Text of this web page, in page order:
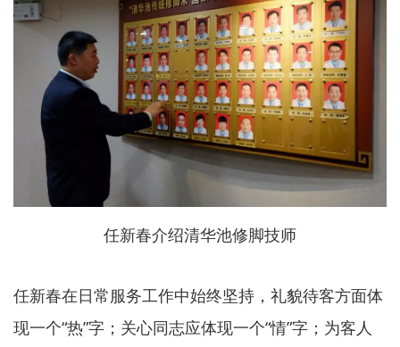
任新春介绍清华池修脚技师
任新春在日常服务工作中始终坚持，礼貌待客方面体
现一个“热”字；关心同志应体现一个“情”字；为客人